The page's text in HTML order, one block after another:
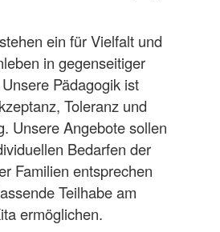
ein für Vielfalt und
in gegenseitiger
Pädagogik ist
Toleranz und
Unsere Angebote sollen
Bedarfen der
Familien entsprechen
Teilhabe am
ermöglichen.